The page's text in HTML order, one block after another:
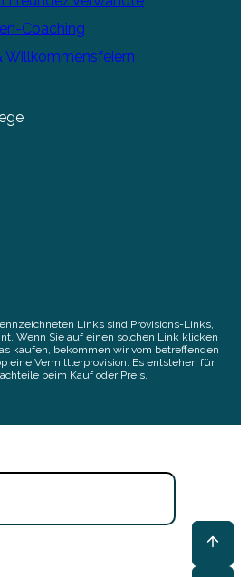
Coaching
Willkommensfeiern
Links sind Provisions-Links,
Wenn Sie auf einen solchen Link klicken
kaufen, bekommen wir vom betreffenden
eine Vermittlerprovision. Es entstehen für
beim Kauf oder Preis.